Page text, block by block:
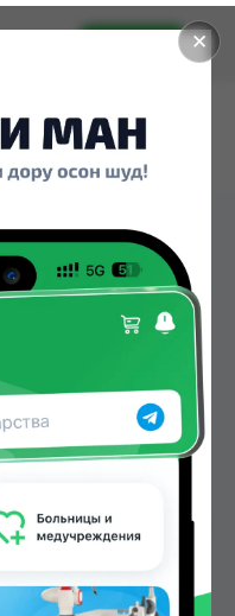
✕
Установить
СУСП
заказать в
№1 по цене от